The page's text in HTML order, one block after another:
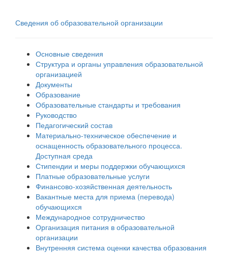
Сведения об образовательной организации
Основные сведения
Структура и органы управления образовательной
организацией
Документы
Образование
Образовательные стандарты и требования
Руководство
Педагогический состав
Материально-техническое обеспечение и
оснащенность образовательного процесса.
Доступная среда
Стипендии и меры поддержки обучающихся
Платные образовательные услуги
Финансово-хозяйственная деятельность
Вакантные места для приема (перевода)
обучающихся
Международное сотрудничество
Организация питания в образовательной
организации
Внутренняя система оценки качества образования